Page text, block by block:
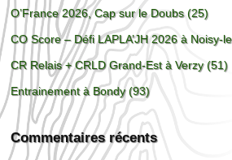
O’France 2026, Cap sur le Doubs (25)
CO Score – Défi LAPLA’JH 2026 à Noisy-
CR Relais + CRLD Grand-Est à Verzy (51)
Entrainement à Bondy (93)
Commentaires récents